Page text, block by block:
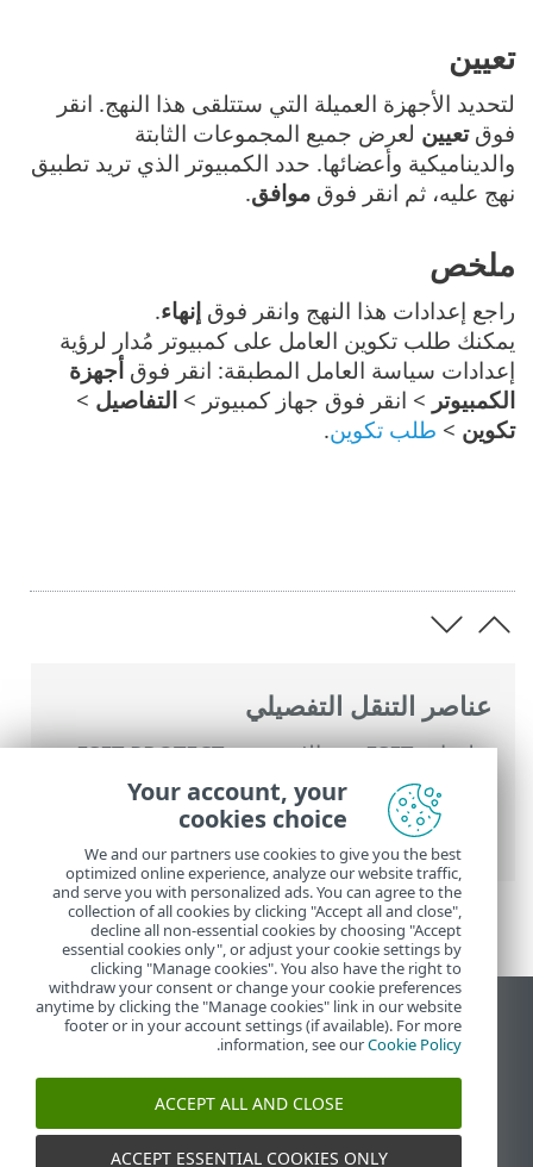
عناصر التنقل التفصيلي
تعليمات ESET عبر الإنترنت >
ESET PROTECT
On-Prem
ابدأ الآن>
نشر عامل ESET
Management
> إعدادات عامل ESET
Management
تعيين
لتحديد الأجهزة العميلة التي ستتلقى هذا النهج. انقر
فوقتعيين لعرض جميع المجموعات الثابتة
والديناميكية وأعضائها. حدد الكمبيوتر الذي تريد تطبيق
نهج عليه، ثم انقر فوق موافق.
ملخص
راجع إعدادات هذا النهج وانقر فوق إنهاء.
يمكنك طلب تكوين العامل على كمبيوتر مُدار لرؤية
إعدادات سياسة العامل المطبقة: انقر فوق أجهزة
الكمبيوتر > انقر فوق جهاز كمبيوتر > التفاصيل >
تكوين > طلب تكوين.
عرض موقع سطح المكتب
End of Life
قاعدة معارف ESET
ESET Status Portal
Your account, your
cookies choice
We and our partners use cookies to give you the best
optimized online experience, analyze our website traffic,
and serve you with personalized ads. You can agree to the
collection of all cookies by clicking "Accept all and close",
decline all non-essential cookies by choosing "Accept
essential cookies only", or adjust your cookie settings by
clicking "Manage cookies". You also have the right to
withdraw your consent or change your cookie preferences
anytime by clicking the "Manage cookies" link in our website
footer or in your account settings (if available). For more
information, see ourCookie Policy
.
ACCEPT ALL AND CLOSE
ACCEPT ESSENTIAL COOKIES ONLY